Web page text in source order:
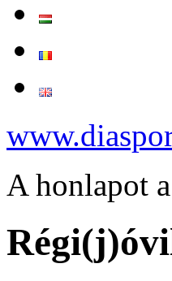
A honlapot